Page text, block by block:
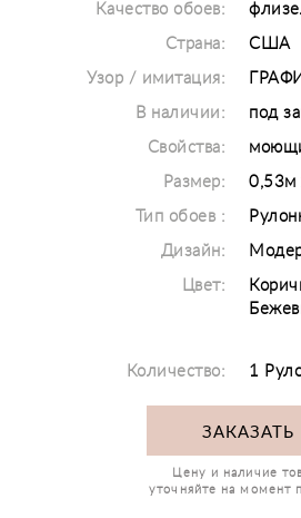
Качество обоев:
Страна: США
Узор / имитация:
В наличии: под
Свойства:
Размер: 0,53м
Тип обоев :
Дизайн:
Цвет:
Количество: 1
ЗАКАЗАТЬ
Цену и наличие
уточняйте на момент